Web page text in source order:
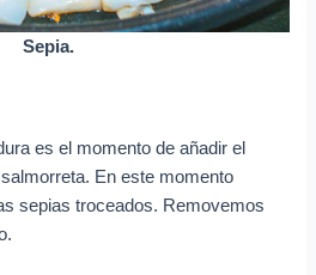
Sepia.
es el momento de añadir el
En este momento
sepias troceados. Removemos